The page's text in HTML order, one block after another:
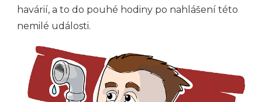
havárií, a to do pouhé hodiny po nahlášení této
nemilé události.